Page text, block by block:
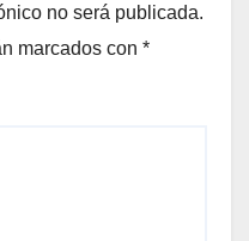
no será publicada.
marcados con *